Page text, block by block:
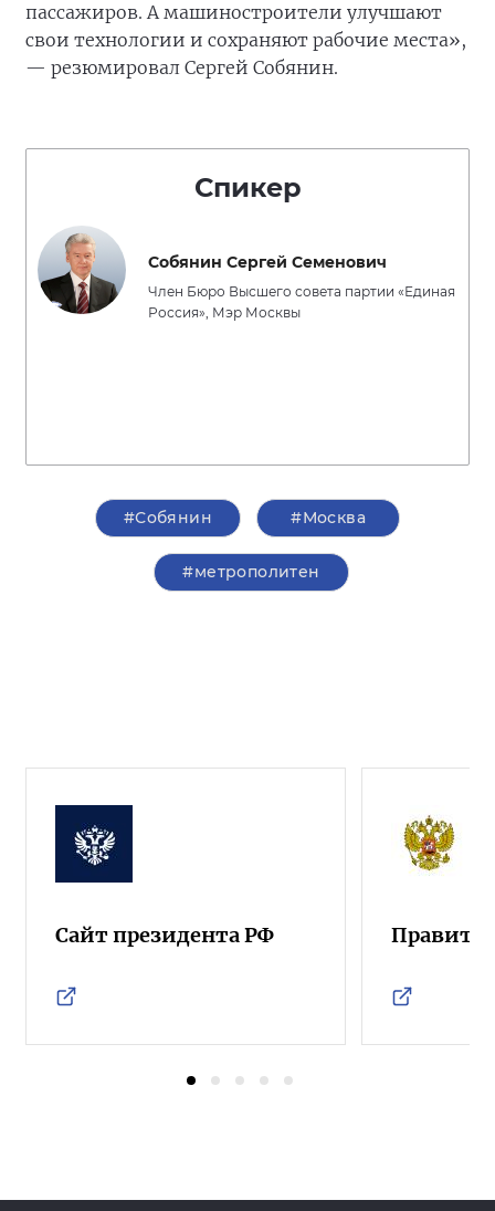
пассажиров. А машиностроители улучшают
свои технологии и сохраняют рабочие места»,
— резюмировал Сергей Собянин.
Спикер
Собянин Сергей Семенович
Член Бюро Высшего совета партии «Единая
Россия», Мэр Москвы
#Собянин #Москва
#метрополитен
Сайт президента РФ